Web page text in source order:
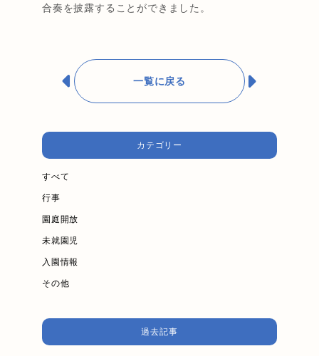
合奏を披露することができました。
一覧に戻る
カテゴリー
すべて
行事
園庭開放
未就園児
入園情報
その他
過去記事